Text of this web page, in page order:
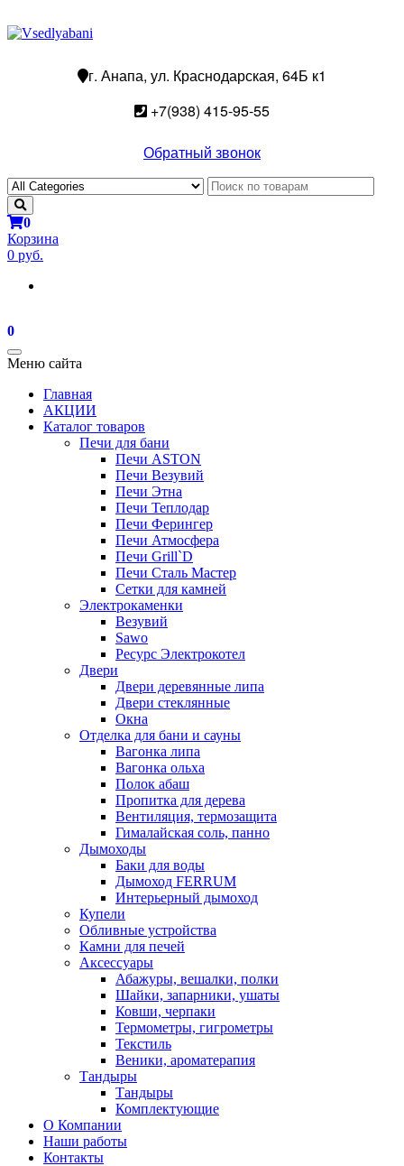
г. Анапа, ул. Краснодарская, 64Б к1
+7(938) 415-95-55
Обратный звонок
0
Корзина
0 руб.
0
Toggle
navigation
Меню сайта
Главная
АКЦИИ
Каталог товаров
Печи для бани
Печи ASTON
Печи Везувий
Печи Этна
Печи Теплодар
Печи Ферингер
Печи Атмосфера
Печи Grill`D
Печи Сталь Мастер
Сетки для камней
Электрокаменки
Везувий
Sawo
Ресурс Электрокотел
Двери
Двери деревянные липа
Двери стеклянные
Окна
Отделка для бани и сауны
Вагонка липа
Вагонка ольха
Полок абаш
Пропитка для дерева
Вентиляция, термозащита
Гималайская соль, панно
Дымоходы
Баки для воды
Дымоход FERRUM
Интерьерный дымоход
Купели
Обливные устройства
Камни для печей
Аксессуары
Абажуры, вешалки, полки
Шайки, запарники, ушаты
Ковши, черпаки
Термометры, гигрометры
Текстиль
Веники, ароматерапия
Тандыры
Тандыры
Комплектующие
О Компании
Наши работы
Контакты